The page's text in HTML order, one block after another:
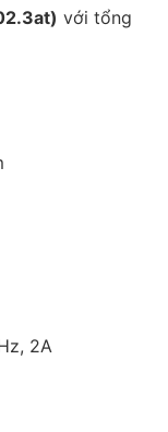
với tổng
2A